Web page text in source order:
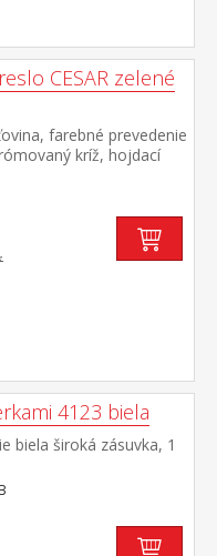
CESAR zelené
farebné prevedenie
kríž, hojdací
nastaviteľné, výška
operadla 73 cm
do 120 kg
4123 biela
biela široká zásuvka, 1